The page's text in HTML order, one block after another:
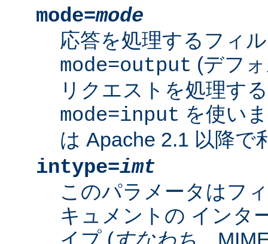
mode=mode
応答を処理するフィ
mode=output (デフ
リクエストを処理す
mode=input を使い
は Apache 2.1 以降で
intype=imt
このパラメータはフ
キュメントの インタ
イプ (すなわち、